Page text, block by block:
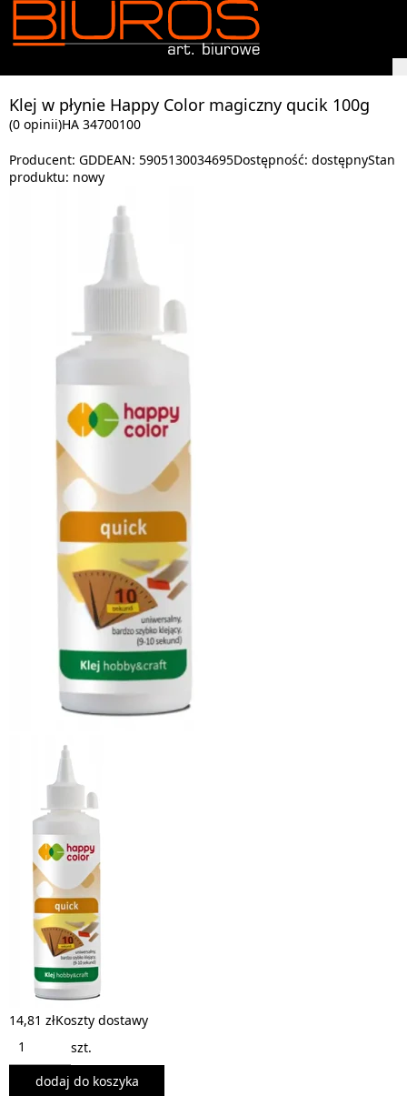
Klej w płynie Happy Color magiczny qucik 100g
(0 opinii)HA 34700100
Producent: GDDEAN: 5905130034695Dostępność: dostępnyStan
produktu: nowy
14,81 złKoszty dostawy
szt.
dodaj do koszyka